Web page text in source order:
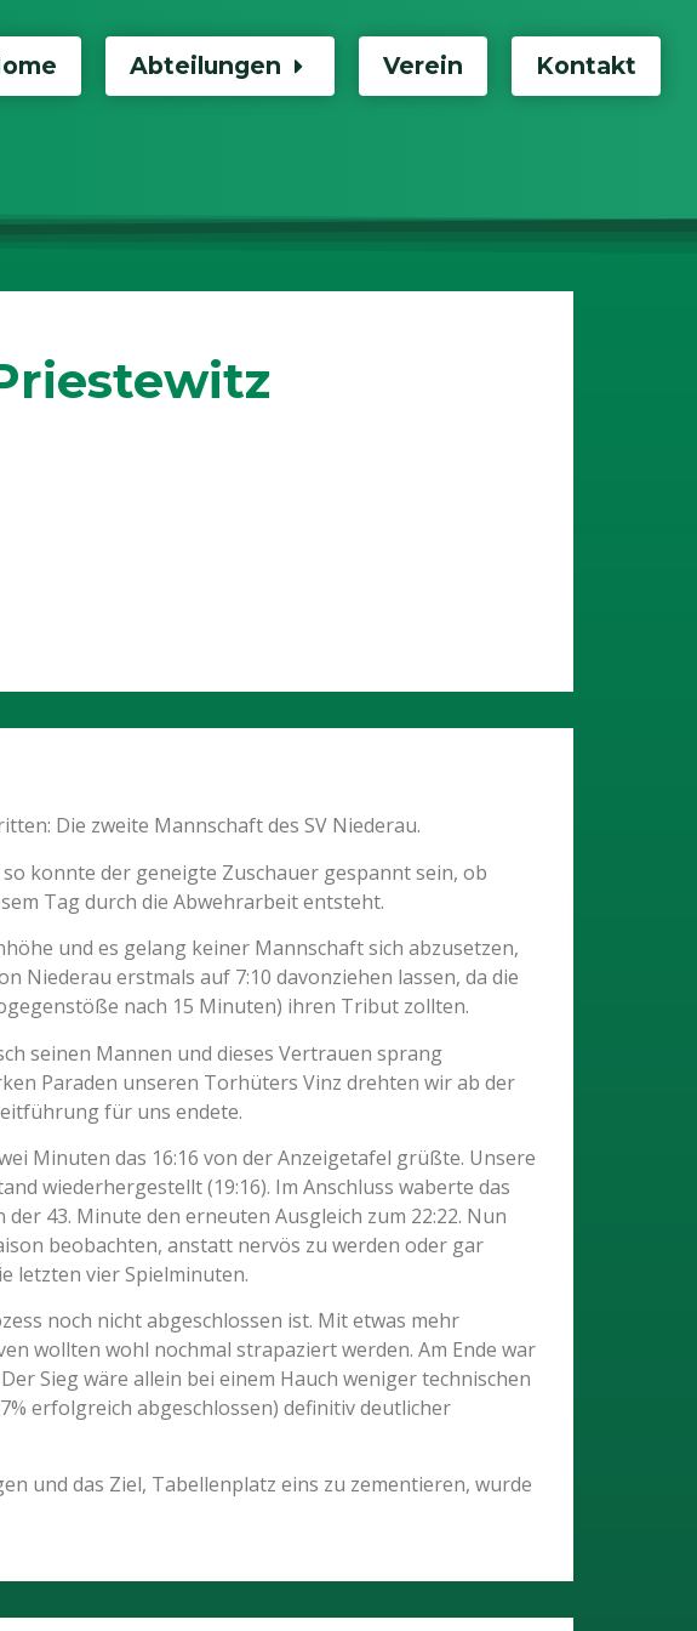
Abteilungen Verein Kontakt
Die zweite Mannschaft des SV Niederau.
konnte der geneigte Zuschauer gespannt sein, ob
Tag durch die Abwehrarbeit entsteht.
und es gelang keiner Mannschaft sich abzusetzen,
Niederau erstmals auf 7:10 davonziehen lassen, da die
nach 15 Minuten) ihren Tribut zollten.
seinen Mannen und dieses Vertrauen sprang
Paraden unseren Torhüters Vinz drehten wir ab der
für uns endete.
Minuten das 16:16 von der Anzeigetafel grüßte. Unsere
wiederhergestellt (19:16). Im Anschluss waberte das
43. Minute den erneuten Ausgleich zum 22:22. Nun
beobachten, anstatt nervös zu werden oder gar
letzten vier Spielminuten.
noch nicht abgeschlossen ist. Mit etwas mehr
wollten wohl nochmal strapaziert werden. Am Ende war
Sieg wäre allein bei einem Hauch weniger technischen
erfolgreich abgeschlossen) definitiv deutlicher
und das Ziel, Tabellenplatz eins zu zementieren, wurde